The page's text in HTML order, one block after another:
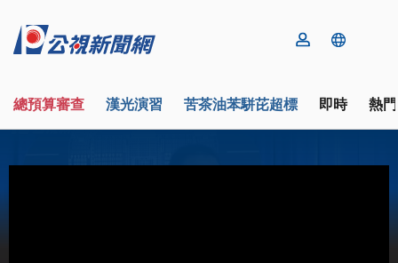
總預算審查 漢光演習 苦茶油苯駢芘超標 即時 熱